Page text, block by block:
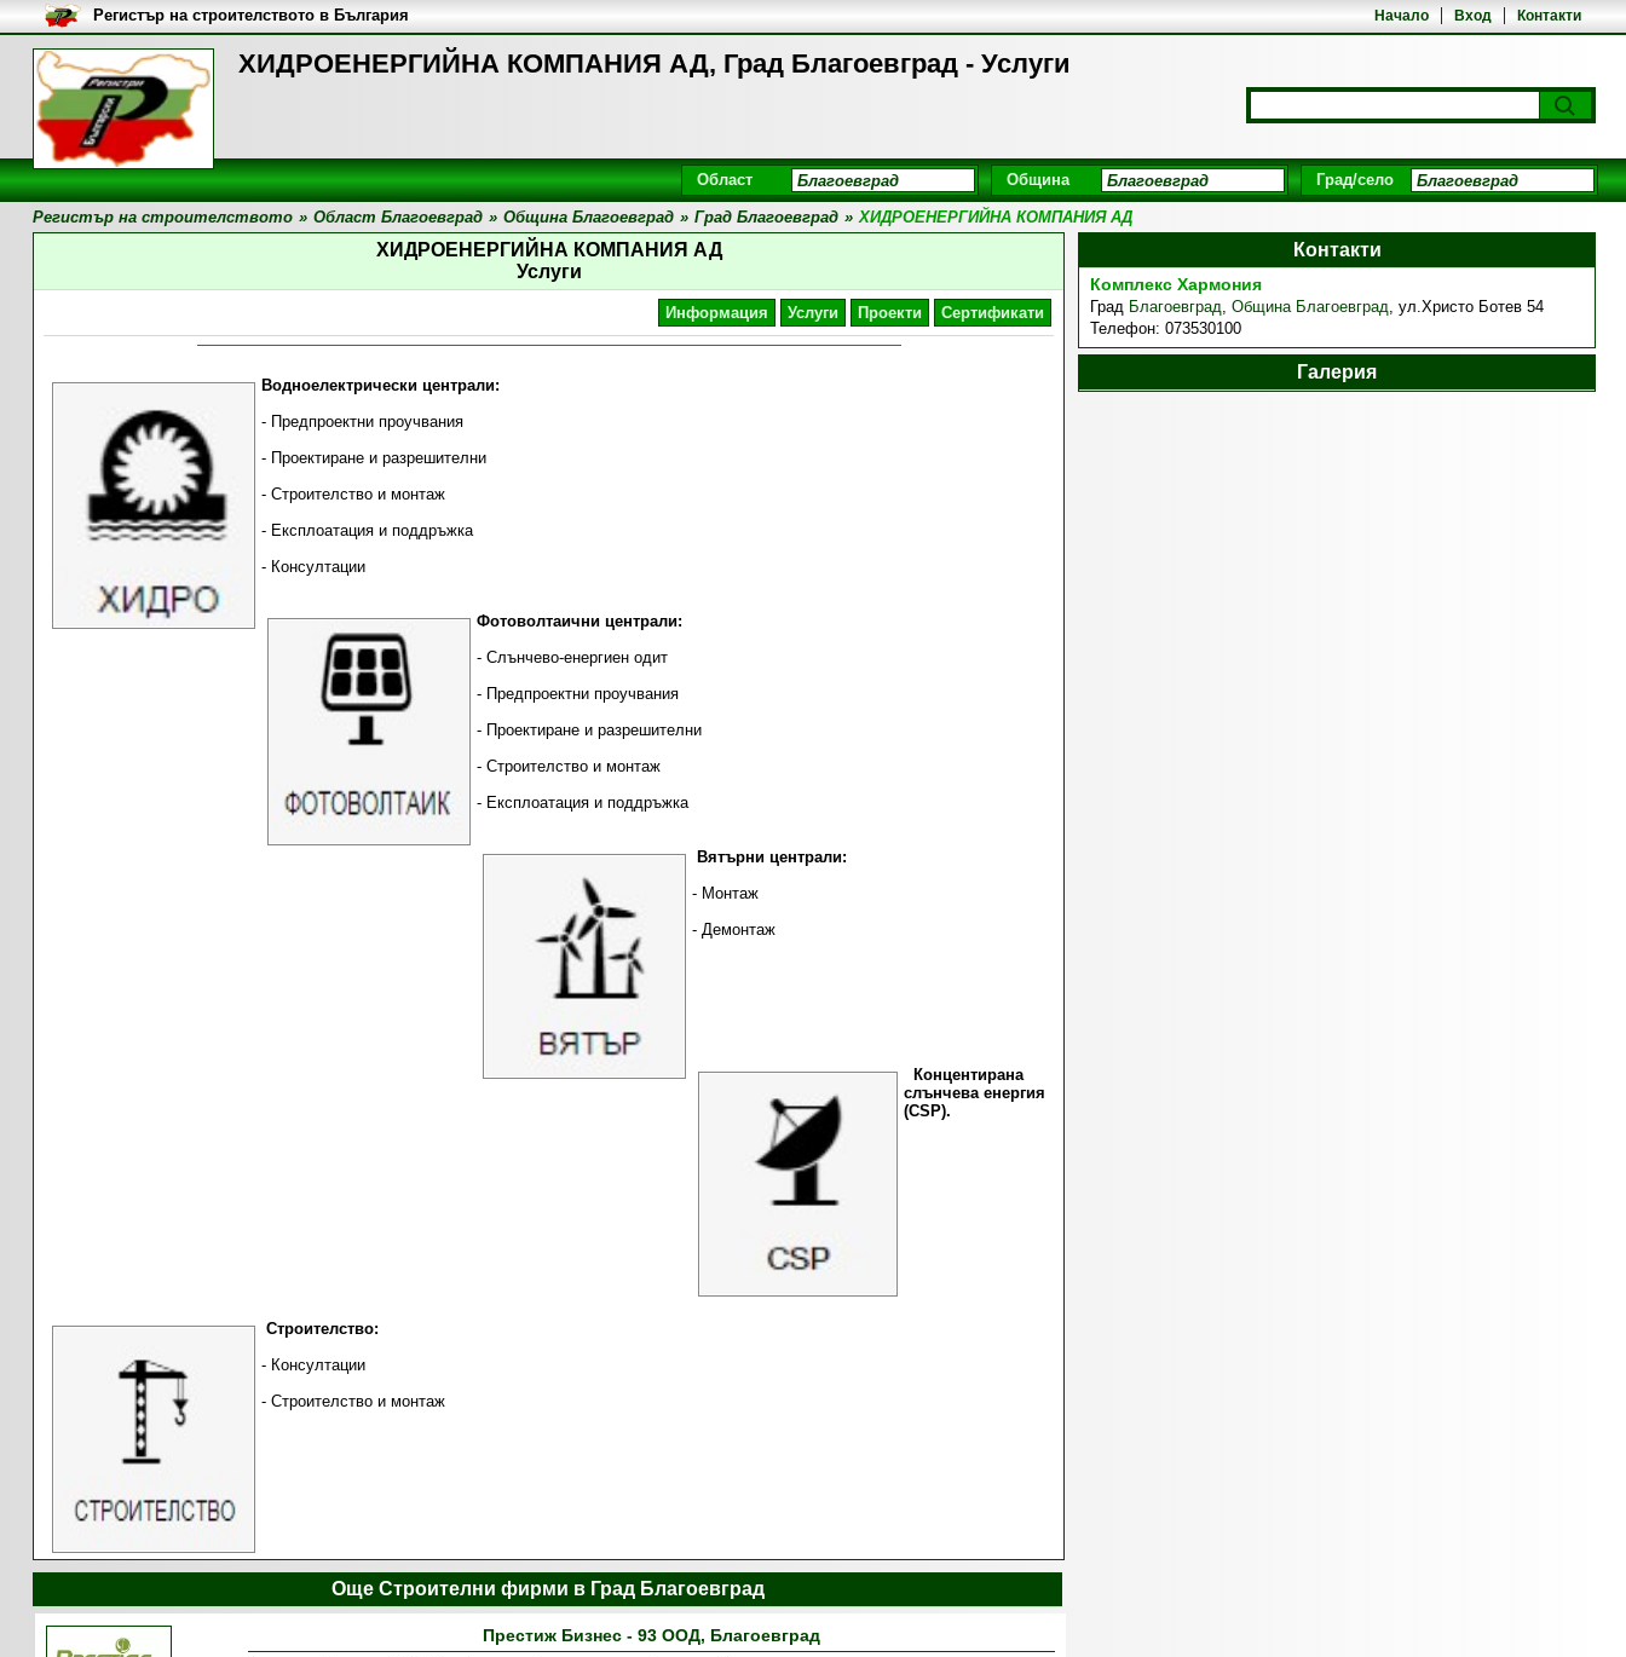
ХИДРОЕНЕРГИЙНА КОМПАНИЯ АД, Град Благоевград - Услуги
Начало Вход Контакти
Регистър на строителството в България
Област Община Град/село
Регистър на строителството » Област Благоевград » Община Благоевград » Град Благоевград » ХИДРОЕНЕРГИЙНА КОМПАНИЯ АД
ХИДРОЕНЕРГИЙНА КОМПАНИЯ АД
Услуги
Информация Услуги Проекти Сертификати
Водноелектрически централи:
- Предпроектни проучвания
- Проектиране и разрешителни
- Строителство и монтаж
- Експлоатация и поддръжка
- Консултации
Фотоволтаични централи:
- Слънчево-енергиен одит
- Предпроектни проучвания
- Проектиране и разрешителни
- Строителство и монтаж
- Експлоатация и поддръжка
Вятърни централи:
- Монтаж
- Демонтаж
Концентирана
слънчева енергия
(CSP).
Строителство:
- Консултации
- Строителство и монтаж
Контакти
Комплекс Хармония
Град Благоевград, Община Благоевград, ул.Христо Ботев 54
Телефон: 073530100
Галерия
Още Строителни фирми в Град Благоевград
Престиж Бизнес - 93 ООД, Благоевград